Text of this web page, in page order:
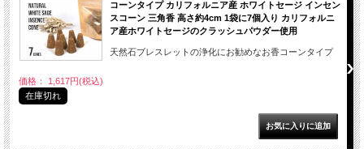
コーンタイプ カリフォルニア産 ホワイトセージ インセン
スコーン 三角香 高さ約4cm 1袋に7個入り カリフォルニ
ア産ホワイトセージのクラッシュパウダー使用
天然石ブレスレットの浄化にお勧めなお香コーンタイプ
価格： 1,617円(税込)
在庫切れ